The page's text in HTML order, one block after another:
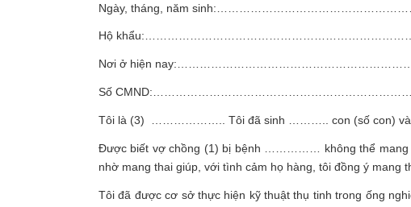
Ngày, tháng, năm
Hộ
Nơi ở hiện
Số
Tôi là (3) ……………….. Tôi đã sinh ……….. con (số con) và
Được biết vợ chồng (1) bị bệnh …………… không thể
nhờ mang thai giúp, với tình cảm họ hàng, tôi đồng ý
Tôi đã được cơ sở thực hiện kỹ thuật thụ tinh trong ống